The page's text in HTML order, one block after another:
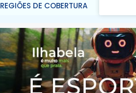
REGIÕES DE COBERTURA